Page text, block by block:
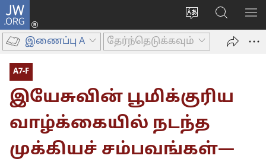
JW.ORG
மொழியை
மாற்றவும்
உள்நுழைக
new
window)
JW.ORG-
ல்
தேடவும்
இணைப்பு A தேர்ந்தெடுக்கவும்
A7-F
இயேசுவின் பூமிக்குரிய
வாழ்க்கையில் நடந்த
முக்கியச் சம்பவங்கள்—